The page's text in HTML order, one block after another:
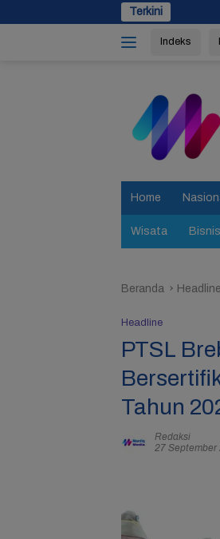
ke
Terkini
KPK Geledah
Indeks
Home
Wisata Bisnis
Beranda Headline
Headline
PTSL
Tahun
Redaksi
27 September